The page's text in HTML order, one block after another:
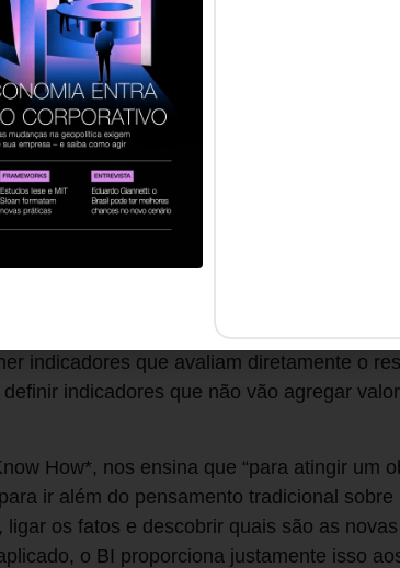
www.revistahsm.com.br/post/
optar por fazer controles básicos de seus
financeiro, durante minha experiência
seja possível implementar essa
deve-se ter a cultura da
e documentar todos os processos
e registros sejam feitos imediatamente e
precisam entender a importância de
de um ERP de mercado, uma planilha ou
é a definição dos indicadores
indicadores que avaliam diretamente o
indicadores que não vão agregar
How*, nos ensina que “para atingir um
ir além do pensamento tradicional
os fatos e descobrir quais são as
o BI proporciona justamente isso